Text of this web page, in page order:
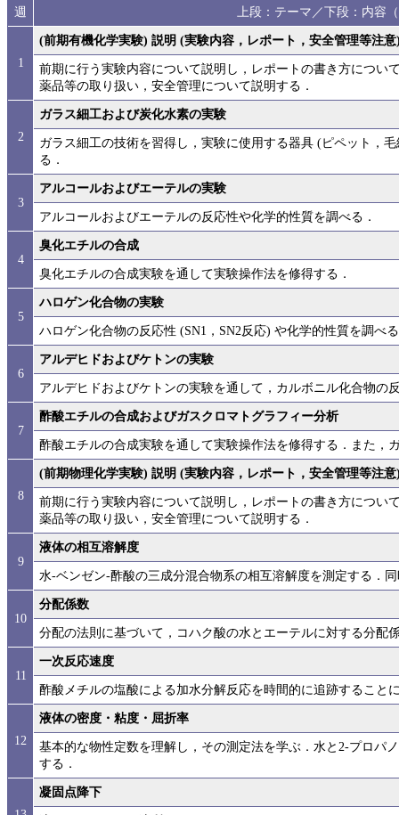
週
上段：テーマ／下段：内容
1
(前期有機化学実験) 説明 (実験内容，レポート，安全管理等注意
前期に行う実験内容について説明し，レポートの書き方につい
薬品等の取り扱い，安全管理について説明する．
2
ガラス細工および炭化水素の実験
ガラス細工の技術を習得し，実験に使用する器具 (ピペット，
る．
3
アルコールおよびエーテルの実験
アルコールおよびエーテルの反応性や化学的性質を調べる．
4
臭化エチルの合成
臭化エチルの合成実験を通して実験操作法を修得する．
5
ハロゲン化合物の実験
ハロゲン化合物の反応性 (SN1，SN2反応) や化学的性質を調べ
6
アルデヒドおよびケトンの実験
アルデヒドおよびケトンの実験を通して，カルボニル化合物の
7
酢酸エチルの合成およびガスクロマトグラフィー分析
酢酸エチルの合成実験を通して実験操作法を修得する．また，
8
(前期物理化学実験) 説明 (実験内容，レポート，安全管理等注意
前期に行う実験内容について説明し，レポートの書き方につい
薬品等の取り扱い，安全管理について説明する．
9
液体の相互溶解度
水-ベンゼン-酢酸の三成分混合物系の相互溶解度を測定する．
10
分配係数
分配の法則に基づいて，コハク酸の水とエーテルに対する分配
11
一次反応速度
酢酸メチルの塩酸による加水分解反応を時間的に追跡すること
12
液体の密度・粘度・屈折率
基本的な物性定数を理解し，その測定法を学ぶ．水と2-プロパ
する．
凝固点降下